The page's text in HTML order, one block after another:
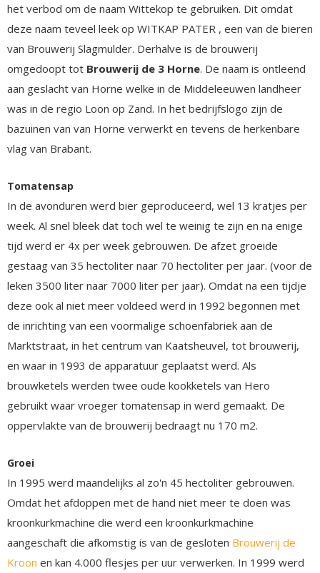
het verbod om de naam Wittekop te gebruiken. Dit omdat
deze naam teveel leek op WITKAP PATER , een van de bieren
van Brouwerij Slagmulder. Derhalve is de brouwerij
omgedoopt tot Brouwerij de 3 Horne. De naam is ontleend
aan geslacht van Horne welke in de Middeleeuwen landheer
was in de regio Loon op Zand. In het bedrijfslogo zijn de
bazuinen van van Horne verwerkt en tevens de herkenbare
vlag van Brabant.
Tomatensap
In de avonduren werd bier geproduceerd, wel 13 kratjes per
week. Al snel bleek dat toch wel te weinig te zijn en na enige
tijd werd er 4x per week gebrouwen. De afzet groeide
gestaag van 35 hectoliter naar 70 hectoliter per jaar. (voor de
leken 3500 liter naar 7000 liter per jaar). Omdat na een tijdje
deze ook al niet meer voldeed werd in 1992 begonnen met
de inrichting van een voormalige schoenfabriek aan de
Marktstraat, in het centrum van Kaatsheuvel, tot brouwerij,
en waar in 1993 de apparatuur geplaatst werd. Als
brouwketels werden twee oude kookketels van Hero
gebruikt waar vroeger tomatensap in werd gemaakt. De
oppervlakte van de brouwerij bedraagt nu 170 m2.
Groei
In 1995 werd maandelijks al zo'n 45 hectoliter gebrouwen.
Omdat het afdoppen met de hand niet meer te doen was
kroonkurkmachine die werd een kroonkurkmachine
aangeschaft die afkomstig is van de gesloten Brouwerij de
Kroon en kan 4.000 flesjes per uur verwerken. In 1999 werd